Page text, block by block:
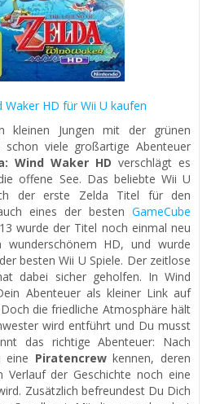
Waker HD für Wii U kaufen
kleinen Jungen mit der grünen
viele großartige Abenteuer
Wind Waker HD verschlägt es
offene See. Das beliebte Wii U
der erste Zelda Titel für den
eines der besten GameCube
wurde der Titel noch einmal neu
wunderschönem HD, und wurde
besten Wii U Spiele. Der zeitlose
dabei sicher geholfen. In Wind
Abenteuer als kleiner Link auf
die friedliche Atmosphäre hält
wird entführt und Du musst
das richtige Abenteuer: Nach
eine Piratencrewkennen, deren
Verlauf der Geschichte noch eine
Zusätzlich befreundest Du Dich